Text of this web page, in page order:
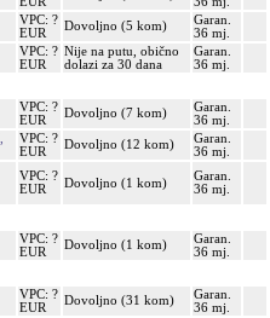
VPC: ?
EUR
Dovoljno (5 kom)
Garan.
36 mj.
VPC: ?
EUR
Nije na putu, obično
dolazi za 30 dana
Garan.
36 mj.
VPC: ?
EUR
Dovoljno (7 kom)
Garan.
36 mj.
VPC: ?
EUR
Dovoljno (12 kom)
Garan.
36 mj.
VPC: ?
EUR
Dovoljno (1 kom)
Garan.
36 mj.
VPC: ?
EUR
Dovoljno (1 kom)
Garan.
36 mj.
VPC: ?
EUR
Dovoljno (31 kom)
Garan.
36 mj.